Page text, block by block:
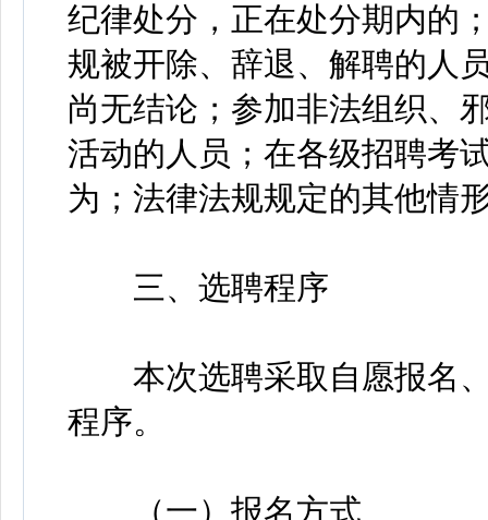
纪律处分，正在处分期内的
规被开除、辞退、解聘的人
尚无结论；参加非法组织、
活动的人员；在各级招聘考
为；法律法规规定的其他情
三、选聘程序
本次选聘采取自愿报名、
程序。
（一）报名方式